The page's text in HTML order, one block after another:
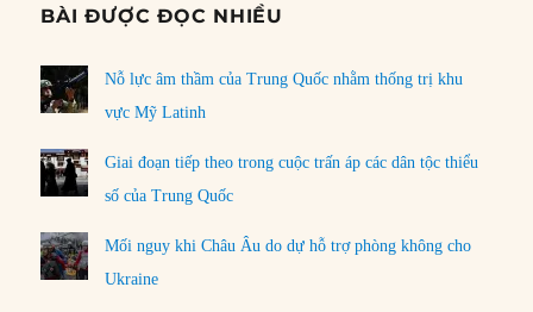
BÀI ĐƯỢC ĐỌC NHIỀU
Nỗ lực âm thầm của Trung Quốc nhằm thống trị khu
vực Mỹ Latinh
Giai đoạn tiếp theo trong cuộc trấn áp các dân tộc thiểu
số của Trung Quốc
Mối nguy khi Châu Âu do dự hỗ trợ phòng không cho
Ukraine